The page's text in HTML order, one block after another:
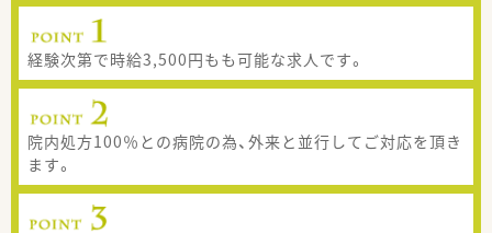
経験次第で時給3,500円もも可能な求人です。
院内処方100％との病院の為、外来と並行してご対応を頂き
ます。